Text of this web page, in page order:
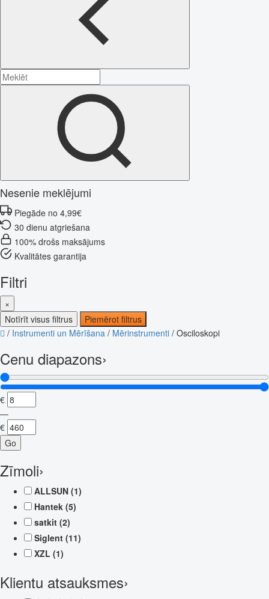
Nesenie meklējumi
Piegāde no 4,99€
30 dienu atgriešana
100% drošs maksājums
Kvalitātes garantija
Filtri
×
Notīrīt visus filtrus
Piemērot filtrus
/ Instrumenti un Mērīšana / Mērinstrumenti / Osciloskopi
Cenu diapazons›
€
—
€
Go
Zīmoli›
ALLSUN (1)
Hantek (5)
satkit (2)
Siglent (11)
XZL (1)
Klientu atsauksmes›